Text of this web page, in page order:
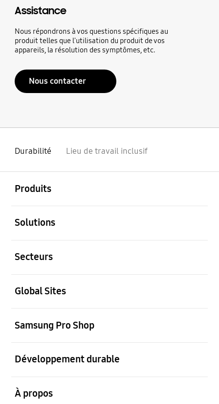
Assistance
Nous répondrons à vos questions spécifiques au
produit telles que l'utilisation du produit de vos
appareils, la résolution des symptômes, etc.
Nous contacter
Durabilité Lieu de travail inclusif
Produits
Solutions
Secteurs
Global Sites
Samsung Pro Shop
Développement durable
À propos